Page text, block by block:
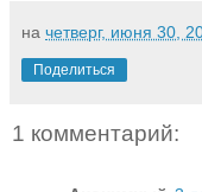
на четверг, июня 30,
Поделиться
1 комментарий: